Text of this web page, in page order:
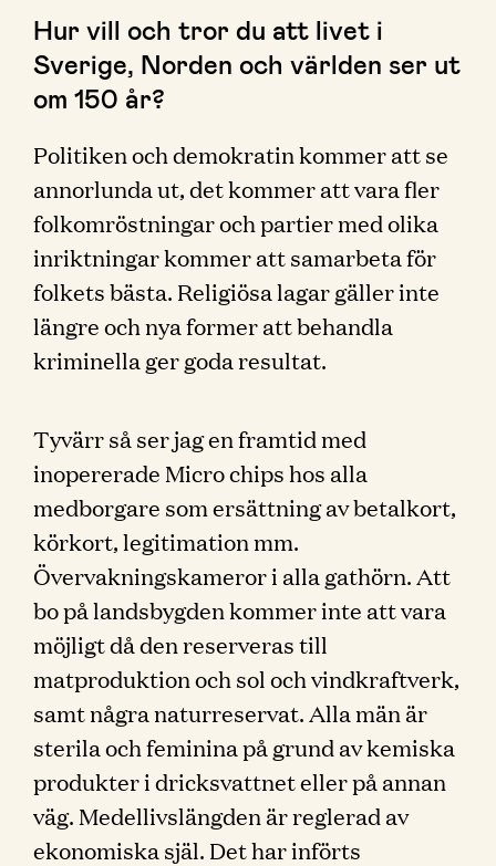
Hur vill och tror du att livet i
Sverige, Norden och världen ser ut
om 150 år?
Politiken och demokratin kommer att se
annorlunda ut, det kommer att vara fler
folkomröstningar och partier med olika
inriktningar kommer att samarbeta för
folkets bästa. Religiösa lagar gäller inte
längre och nya former att behandla
kriminella ger goda resultat.
Tyvärr så ser jag en framtid med
inopererade Micro chips hos alla
medborgare som ersättning av betalkort,
körkort, legitimation mm.
Övervakningskameror i alla gathörn. Att
bo på landsbygden kommer inte att vara
möjligt då den reserveras till
matproduktion och sol och vindkraftverk,
samt några naturreservat. Alla män är
sterila och feminina på grund av kemiska
produkter i dricksvattnet eller på annan
väg. Medellivslängden är reglerad av
ekonomiska själ. Det har införts